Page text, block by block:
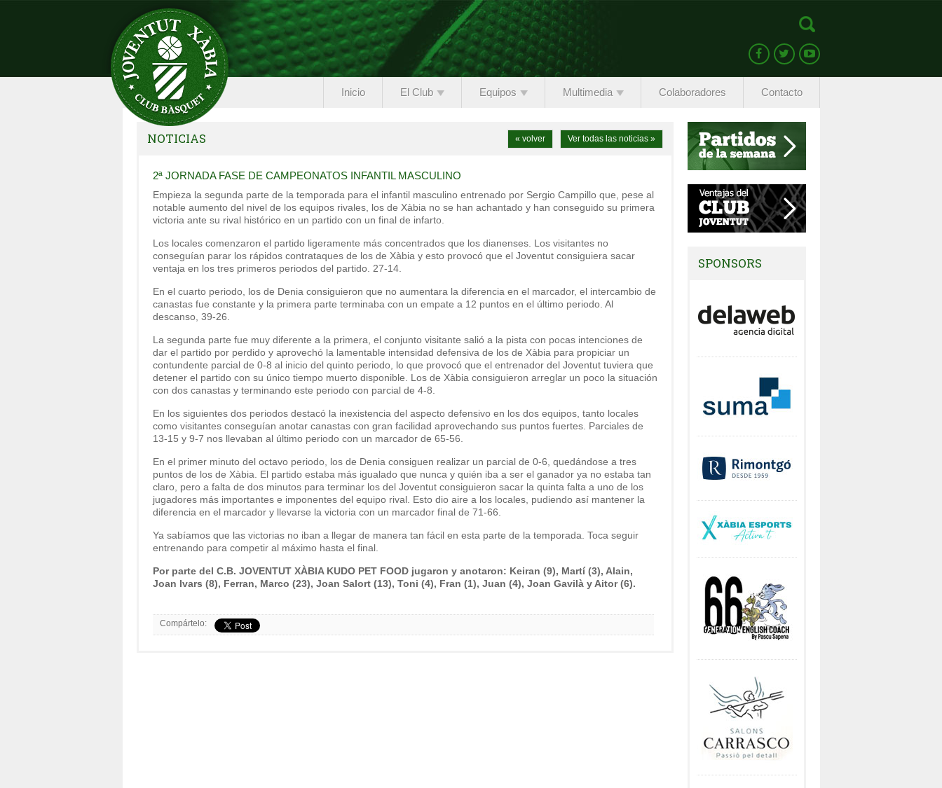
Inicio El Club Equipos Multimedia Colaboradores Contacto
NOTICIAS Ver todas las noticias »
« volver
2ª JORNADA FASE DE CAMPEONATOS INFANTIL MASCULINO
Empieza la segunda parte de la temporada para el infantil masculino entrenado por Sergio Campillo que, pese al
notable aumento del nivel de los equipos rivales, los de Xàbia no se han achantado y han conseguido su primera
victoria ante su rival histórico en un partido con un final de infarto.
Los locales comenzaron el partido ligeramente más concentrados que los dianenses. Los visitantes no
conseguían parar los rápidos contrataques de los de Xàbia y esto provocó que el Joventut consiguiera sacar
ventaja en los tres primeros periodos del partido. 27-14.
En el cuarto periodo, los de Denia consiguieron que no aumentara la diferencia en el marcador, el intercambio de
canastas fue constante y la primera parte terminaba con un empate a 12 puntos en el último periodo. Al
descanso, 39-26.
La segunda parte fue muy diferente a la primera, el conjunto visitante salió a la pista con pocas intenciones de
dar el partido por perdido y aprovechó la lamentable intensidad defensiva de los de Xàbia para propiciar un
contundente parcial de 0-8 al inicio del quinto periodo, lo que provocó que el entrenador del Joventut tuviera que
detener el partido con su único tiempo muerto disponible. Los de Xàbia consiguieron arreglar un poco la situación
con dos canastas y terminando este periodo con parcial de 4-8.
En los siguientes dos periodos destacó la inexistencia del aspecto defensivo en los dos equipos, tanto locales
como visitantes conseguían anotar canastas con gran facilidad aprovechando sus puntos fuertes. Parciales de
13-15 y 9-7 nos llevaban al último periodo con un marcador de 65-56.
En el primer minuto del octavo periodo, los de Denia consiguen realizar un parcial de 0-6, quedándose a tres
puntos de los de Xàbia. El partido estaba más igualado que nunca y quién iba a ser el ganador ya no estaba tan
claro, pero a falta de dos minutos para terminar los del Joventut consiguieron sacar la quinta falta a uno de los
jugadores más importantes e imponentes del equipo rival. Esto dio aire a los locales, pudiendo así mantener la
diferencia en el marcador y llevarse la victoria con un marcador final de 71-66.
Ya sabíamos que las victorias no iban a llegar de manera tan fácil en esta parte de la temporada. Toca seguir
entrenando para competir al máximo hasta el final.
Por parte del C.B. JOVENTUT XÀBIA KUDO PET FOOD jugaron y anotaron: Keiran (9), Martí (3), Alain,
Joan Ivars (8), Ferran, Marco (23), Joan Salort (13), Toni (4), Fran (1), Juan (4), Joan Gavilà y Aitor (6).
Compártelo:
SPONSORS